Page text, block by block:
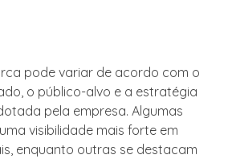
pode variar de acordo com o
o público-alvo e a estratégia
pela empresa. Algumas
visibilidade mais forte em
enquanto outras se destacam